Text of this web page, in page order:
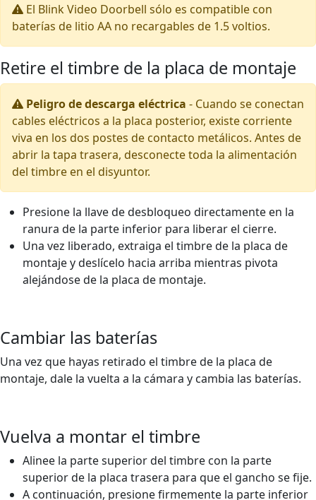
El Blink Video Doorbell sólo es compatible con
baterías de litio AA no recargables de 1.5 voltios.
Retire el timbre de la placa de montaje
Peligro de descarga eléctrica - Cuando se conectan
cables eléctricos a la placa posterior, existe corriente
viva en los dos postes de contacto metálicos. Antes de
abrir la tapa trasera, desconecte toda la alimentación
del timbre en el disyuntor.
Presione la llave de desbloqueo directamente en la
ranura de la parte inferior para liberar el cierre.
Una vez liberado, extraiga el timbre de la placa de
montaje y deslícelo hacia arriba mientras pivota
alejándose de la placa de montaje.
Cambiar las baterías
Una vez que hayas retirado el timbre de la placa de
montaje, dale la vuelta a la cámara y cambia las baterías.
Vuelva a montar el timbre
Alinee la parte superior del timbre con la parte
superior de la placa trasera para que el gancho se fije.
A continuación, presione firmemente la parte inferior